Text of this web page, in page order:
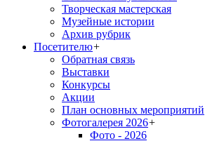
Творческая мастерская
Музейные истории
Архив рубрик
Посетителю+
Обратная связь
Выставки
Конкурсы
Акции
План основных мероприятий
Фотогалерея 2026+
Фото - 2026